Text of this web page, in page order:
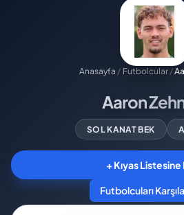
Anasayfa / Futbolcular /
Aaron
SOL KANAT BEK
+ Kıyas Listesine
Futbolcuları